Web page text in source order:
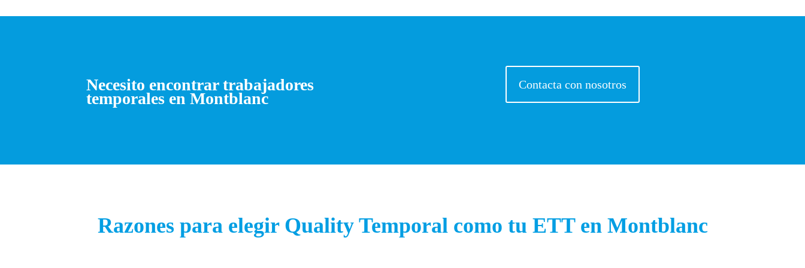
Necesito encontrar trabajadores
temporales en Montblanc
Contacta con nosotros
Razones para elegir Quality Temporal como tu ETT en Montblanc